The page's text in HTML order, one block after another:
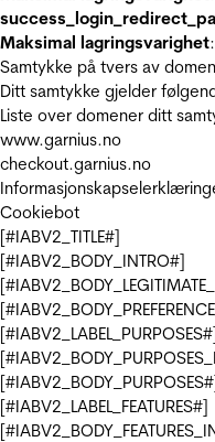
Maksimal lagringsvarighet
Samtykke på tvers av
Ditt samtykke gjelder
Liste over domener ditt
www.garnius.no
checkout.garnius.no
Cookiebot
[#IABV2_TITLE#]
[#IABV2_BODY_INTRO#]
[#IABV2_LABEL_FEATURES#]